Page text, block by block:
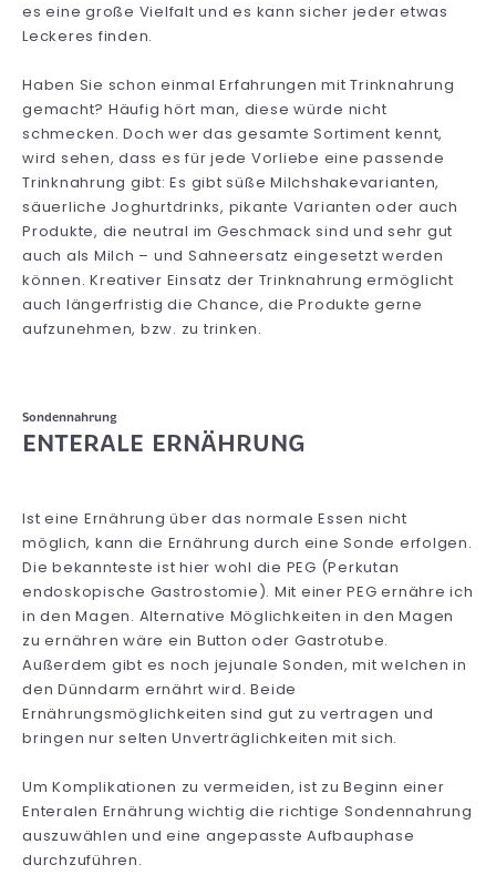
es eine große Vielfalt und es kann sicher jeder etwas
Leckeres finden.
Haben Sie schon einmal Erfahrungen mit Trinknahrung
gemacht? Häufig hört man, diese würde nicht
schmecken. Doch wer das gesamte Sortiment kennt,
wird sehen, dass es für jede Vorliebe eine passende
Trinknahrung gibt: Es gibt süße Milchshakevarianten,
säuerliche Joghurtdrinks, pikante Varianten oder auch
Produkte, die neutral im Geschmack sind und sehr gut
auch als Milch – und Sahneersatz eingesetzt werden
können. Kreativer Einsatz der Trinknahrung ermöglicht
auch längerfristig die Chance, die Produkte gerne
aufzunehmen, bzw. zu trinken.
Sondennahrung
ENTERALE ERNÄHRUNG
Ist eine Ernährung über das normale Essen nicht
möglich, kann die Ernährung durch eine Sonde erfolgen.
Die bekannteste ist hier wohl die PEG (Perkutan
endoskopische Gastrostomie). Mit einer PEG ernähre ich
in den Magen. Alternative Möglichkeiten in den Magen
zu ernähren wäre ein Button oder Gastrotube.
Außerdem gibt es noch jejunale Sonden, mit welchen in
den Dünndarm ernährt wird. Beide
Ernährungsmöglichkeiten sind gut zu vertragen und
bringen nur selten Unverträglichkeiten mit sich.
Um Komplikationen zu vermeiden, ist zu Beginn einer
Enteralen Ernährung wichtig die richtige Sondennahrung
auszuwählen und eine angepasste Aufbauphase
durchzuführen.